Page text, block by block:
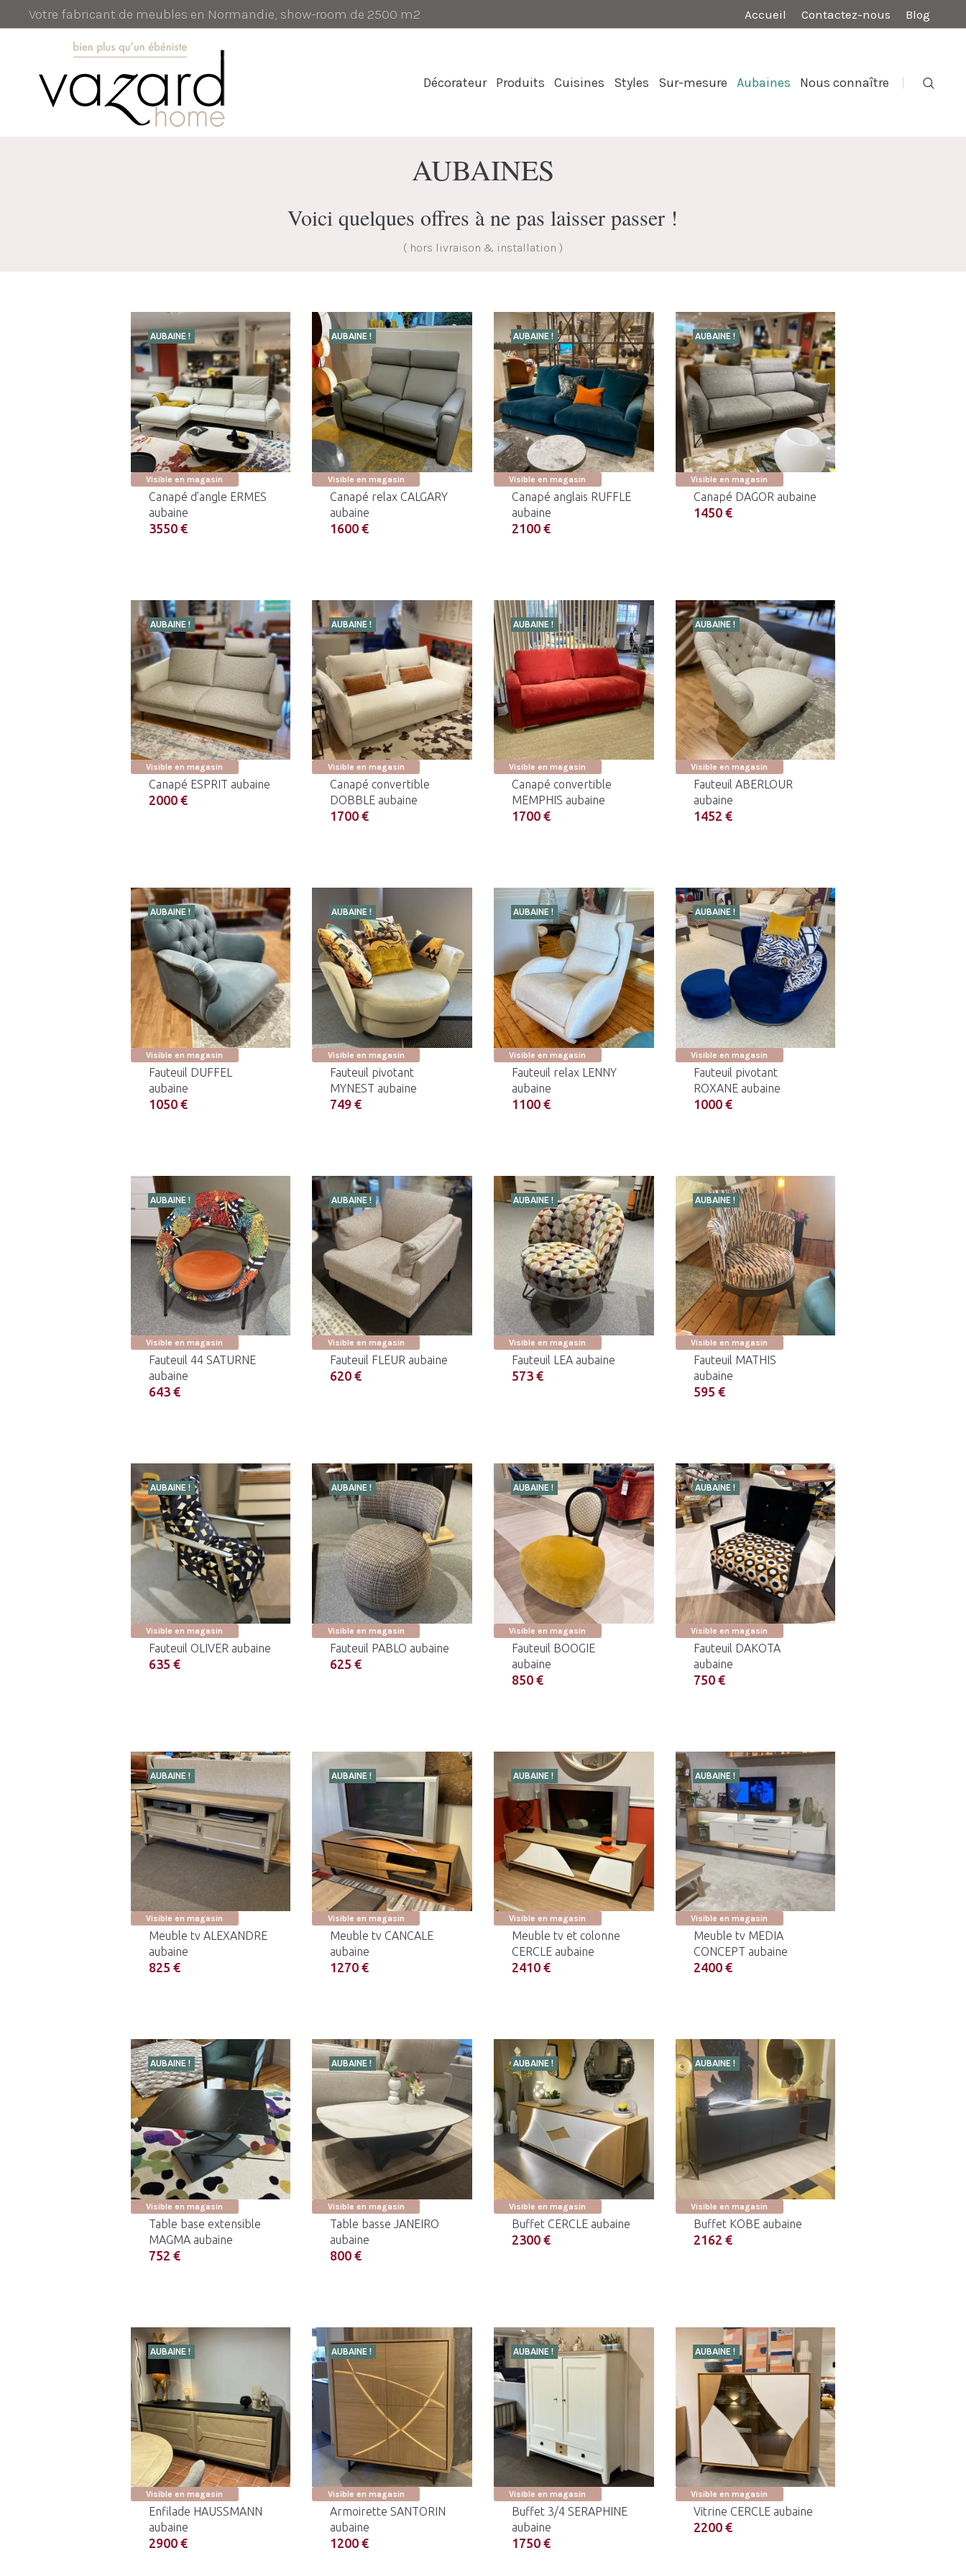
Accueil Contactez-nous Blog
Votre fabricant de meubles en Normandie, show-room de 2500 m2
Décorateur Produits Cuisines Styles Sur-mesure Aubaines Nous connaître
AUBAINES
Voici quelques offres à ne pas laisser passer !
( hors livraison & installation )
AUBAINE !
Visible en magasin
Canapé d’angle ERMES
aubaine
3550 €
AUBAINE !
Visible en magasin
Canapé relax CALGARY
aubaine
1600 €
AUBAINE !
Visible en magasin
Canapé anglais RUFFLE
aubaine
2100 €
AUBAINE !
Visible en magasin
Canapé DAGOR aubaine
1450 €
AUBAINE !
Visible en magasin
Canapé ESPRIT aubaine
2000 €
AUBAINE !
Visible en magasin
Canapé convertible
DOBBLE aubaine
1700 €
AUBAINE !
Visible en magasin
Canapé convertible
MEMPHIS aubaine
1700 €
AUBAINE !
Visible en magasin
Fauteuil ABERLOUR
aubaine
1452 €
AUBAINE !
Visible en magasin
Fauteuil DUFFEL
aubaine
1050 €
AUBAINE !
Visible en magasin
Fauteuil pivotant
MYNEST aubaine
749 €
AUBAINE !
Visible en magasin
Fauteuil relax LENNY
aubaine
1100 €
AUBAINE !
Visible en magasin
Fauteuil pivotant
ROXANE aubaine
1000 €
AUBAINE !
Visible en magasin
Fauteuil 44 SATURNE
aubaine
643 €
AUBAINE !
Visible en magasin
Fauteuil FLEUR aubaine
620 €
AUBAINE !
Visible en magasin
Fauteuil LEA aubaine
573 €
AUBAINE !
Visible en magasin
Fauteuil MATHIS
aubaine
595 €
AUBAINE !
Visible en magasin
Fauteuil OLIVER aubaine
635 €
AUBAINE !
Visible en magasin
Fauteuil PABLO aubaine
625 €
AUBAINE !
Visible en magasin
Fauteuil BOOGIE
aubaine
850 €
AUBAINE !
Visible en magasin
Fauteuil DAKOTA
aubaine
750 €
AUBAINE !
Visible en magasin
Meuble tv ALEXANDRE
aubaine
825 €
AUBAINE !
Visible en magasin
Meuble tv CANCALE
aubaine
1270 €
AUBAINE !
Visible en magasin
Meuble tv et colonne
CERCLE aubaine
2410 €
AUBAINE !
Visible en magasin
Meuble tv MEDIA
CONCEPT aubaine
2400 €
AUBAINE !
Visible en magasin
Table base extensible
MAGMA aubaine
752 €
AUBAINE !
Visible en magasin
Table basse JANEIRO
aubaine
800 €
AUBAINE !
Visible en magasin
Buffet CERCLE aubaine
2300 €
AUBAINE !
Visible en magasin
Buffet KOBE aubaine
2162 €
AUBAINE !
Visible en magasin
Enfilade HAUSSMANN
aubaine
2900 €
AUBAINE !
Visible en magasin
Armoirette SANTORIN
aubaine
1200 €
AUBAINE !
Visible en magasin
Buffet 3/4 SERAPHINE
aubaine
1750 €
AUBAINE !
Visible en magasin
Vitrine CERCLE aubaine
2200 €